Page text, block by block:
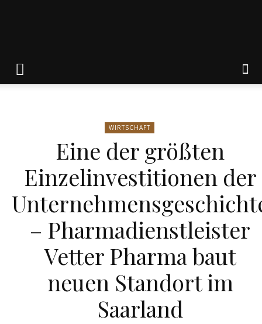
Weik
WIRTSCHAFT
Eine der größten
Einzelinvestitionen der
– Pharmadienstleister
Vetter Pharma baut
neuen Standort im
Saarland